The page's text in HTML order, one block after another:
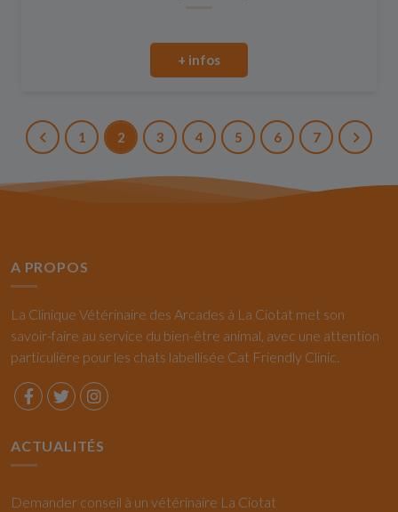
+ infos
1 2 3 4 5 6 7
A PROPOS
La Clinique Vétérinaire des Arcades à La Ciotat met son
savoir-faire au service du bien-être animal, avec une attention
particulière pour les chats labellisée Cat Friendly Clinic.
ACTUALITÉS
Demander conseil à un vétérinaire La Ciotat